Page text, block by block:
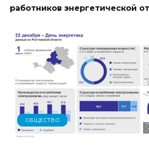
работников энергетической
ОБЩЕСТВО